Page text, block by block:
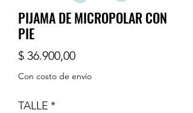
PIJAMA DE MICROPOLAR CON
PIE
$ 36.900,00Precio
Con costo de envío
TALLE *